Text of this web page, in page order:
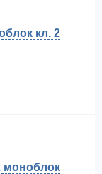
кл. 2
моноблок